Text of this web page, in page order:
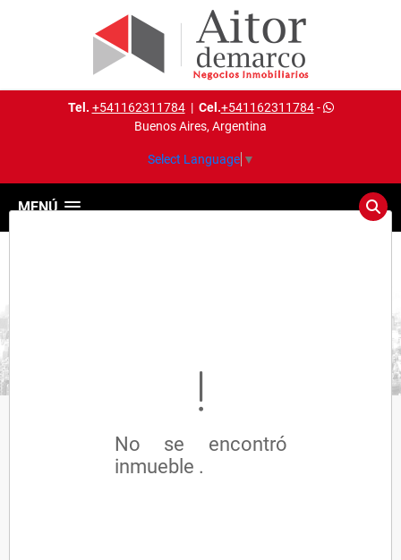
Tel. +541162311784| Cel.+541162311784-
Buenos Aires, Argentina
Select Language ▼
MENÚ
No se encontró
inmueble .